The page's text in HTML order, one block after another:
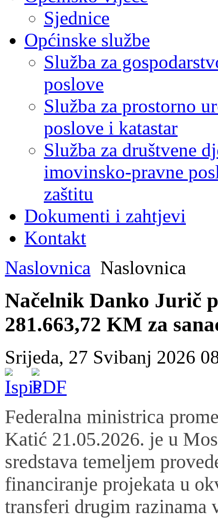
Sjednice
Općinske službe
Služba za
poslove
Služba za prostorno
poslove i katastar
Služba za društvene
imovinsko-pravne
zaštitu
Dokumenti i zahtjevi
Kontakt
Naslovnica Naslovnica
Načelnik Danko Jurič
281.663,72 KM za
Srijeda, 27 Svibanj 2026
Federalna ministrica
Katić 21.05.2026. je u
sredstava temeljem
financiranje projekata u
transferi drugim razinama